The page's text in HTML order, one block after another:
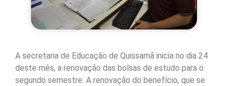
A secretaria de Educação de Quissamã inicia no dia 24
deste mês, a renovação das bolsas de estudo para o
segundo semestre. A renovação do benefício, que se